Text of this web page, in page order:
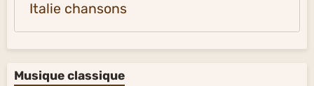
Italie chansons
Musique classique